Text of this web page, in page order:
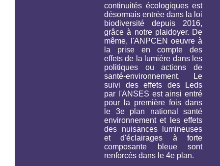
continuités écologiques est
désormais entrée dans la loi
biodiversité depuis 2016,
grâce à notre plaidoyer. De
même, l'ANPCEN oeuvre à
la prise en compte des
effets de la lumière dans les
politiques ou actions de
santé-environnement. Le
suivi des effets des Leds
par l'ANSES est ainsi entré
pour la première fois dans
le 3e plan national santé
environnement et les effets
des nuisances lumineuses
et d'éclairages à forte
composante bleue sont
renforcés dans le 4e plan.